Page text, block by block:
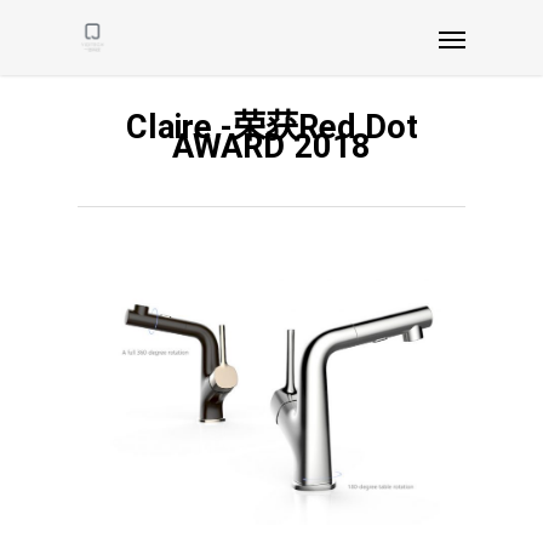
Claire -荣获Red Dot
AWARD 2018